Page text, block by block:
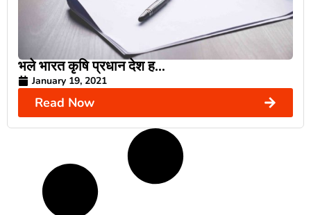
भले भारत कृषि प्रधान देश ह…
January 19, 2021
Read Now